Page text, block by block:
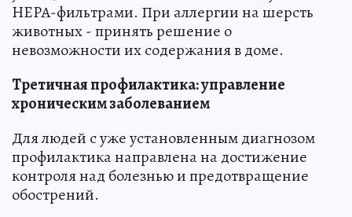
HEPA-фильтрами. При аллергии на шерсть
животных - принять решение о
невозможности их содержания в доме.
Третичная профилактика: управление
хроническим заболеванием
Для людей с уже установленным диагнозом
профилактика направлена на достижение
контроля над болезнью и предотвращение
обострений.